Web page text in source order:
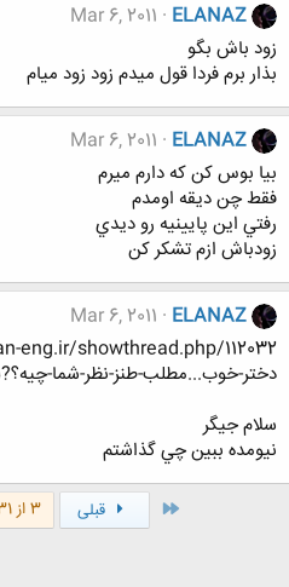
ELANAZ
Mar 6, 2011
زود باش بگو
بذار برم فردا قول ميدم زود زود ميام
ELANAZ
Mar 6, 2011
بيا بوس كن كه دارم ميرم
فقط چن ديقه اومدم
رفتي اين پايينيه رو ديدي
زودباش ازم تشكر كن
ELANAZ
Mar 6, 2011
دختر-خوب...مطلب-طنز-نظر-شما-چيه؟?p=3329965#post3329965
سلام جيگر
نيومده ببين چي گذاشتم
اول قبلی 3 از 31